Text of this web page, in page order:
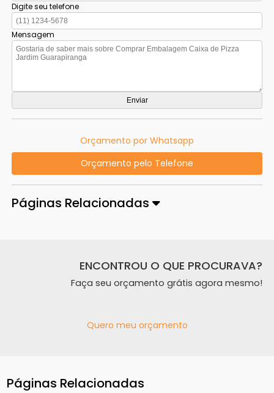
Digite seu telefone
Mensagem
Orçamento por Whatsapp
Orçamento pelo Telefone
Páginas Relacionadas
ENCONTROU O QUE PROCURAVA?
Faça seu orçamento grátis agora mesmo!
Quero meu orçamento
Páginas Relacionadas